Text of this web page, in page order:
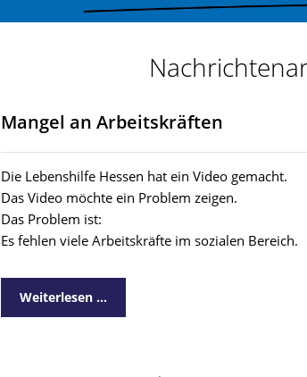
Mangel an Arbeitskräften
Die Lebenshilfe Hessen hat ein Video gemacht.
Das Video möchte ein Problem zeigen.
Das Problem ist:
Es fehlen viele Arbeitskräfte im sozialen Bereich.
Weiterlesen …